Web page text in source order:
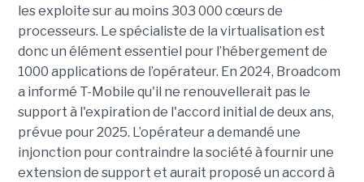
les exploite sur au moins 303 000 cœurs de
processeurs. Le spécialiste de la virtualisation est
donc un élément essentiel pour l’hébergement de
1000 applications de l’opérateur. En 2024, Broadcom
a informé T-Mobile qu'il ne renouvellerait pas le
support à l'expiration de l'accord initial de deux ans,
prévue pour 2025. L’opérateur a demandé une
injonction pour contraindre la société à fournir une
extension de support et aurait proposé un accord à